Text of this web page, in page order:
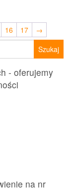
16 17
→
- oferujemy
na nr